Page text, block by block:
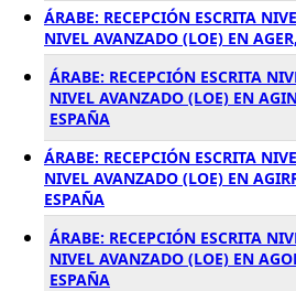
ÁRABE: RECEPCIÓN ESCRITA
NIVEL AVANZADO (LOE) EN
ÁRABE: RECEPCIÓN ESCRITA
NIVEL AVANZADO (LOE) EN
ESPAÑA
ÁRABE: RECEPCIÓN ESCRITA
NIVEL AVANZADO (LOE) EN
ESPAÑA
ÁRABE: RECEPCIÓN ESCRITA
NIVEL AVANZADO (LOE) EN
ESPAÑA